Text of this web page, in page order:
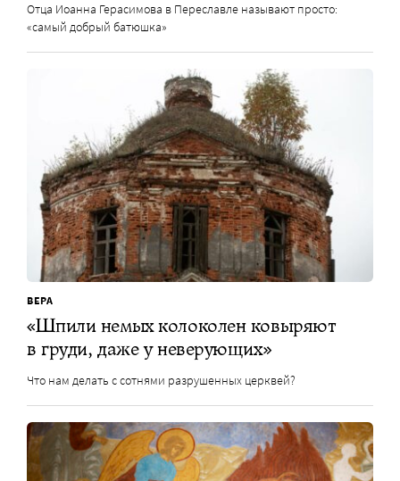
Отца Иоанна Герасимова в Переславле называют просто:
«самый добрый батюшка»
ВЕРА
«Шпили немых колоколен ковыряют
в груди, даже у неверующих»
Что нам делать с сотнями разрушенных церквей?